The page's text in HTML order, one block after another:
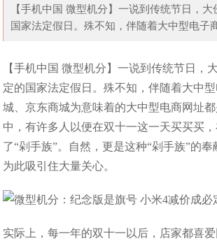
【手机中国 微型机分】一说到传统节日，
国家法定假日。殊不知，伴随着大中型电
【手机中国 微型机分】一说到传统节日
定的国家法定假日。殊不知，伴随着大中
城、京东商城为意味着的大中型电商网址
中，有许多人以便在双十一这一天买买买
了“剁手族”。自然，更是这种“剁手族”的
为此吸引住大量关心。
实际上，每一年的双十一以后，店家都喜